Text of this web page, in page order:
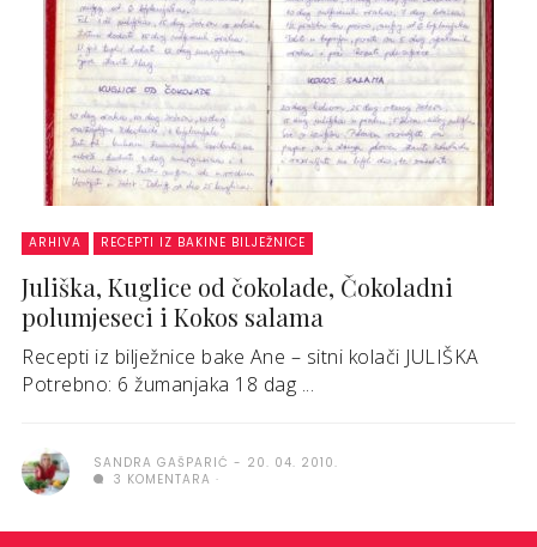
ARHIVA RECEPTI IZ BAKINE BILJEŽNICE
Juliška, Kuglice od čokolade, Čokoladni
polumjeseci i Kokos salama
Recepti iz bilježnice bake Ane – sitni kolači JULIŠKA
Potrebno: 6 žumanjaka 18 dag ...
SANDRA GAŠPARIĆ
20. 04. 2010.
3 KOMENTARA